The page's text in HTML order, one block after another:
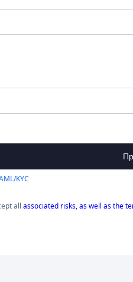
KYC
all associated risks, as well as the